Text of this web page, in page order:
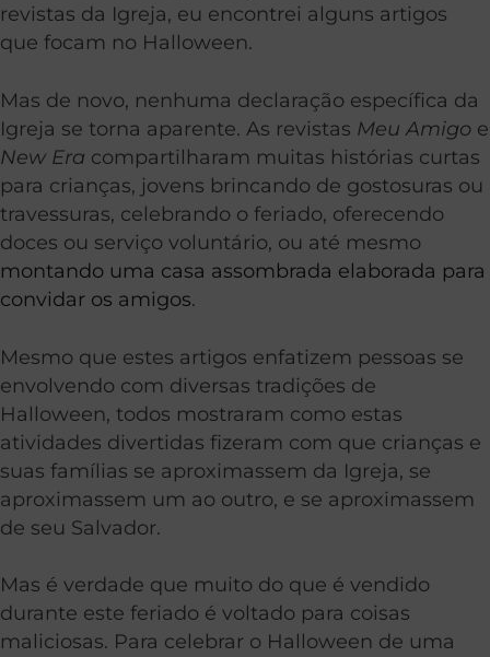
revistas da Igreja, eu encontrei alguns artigos
que focam no Halloween.
Mas de novo, nenhuma declaração específica da
Igreja se torna aparente. As revistas Meu Amigo e
New Era compartilharam muitas histórias curtas
para crianças, jovens brincando de gostosuras ou
travessuras, celebrando o feriado, oferecendo
doces ou serviço voluntário, ou até mesmo
montando uma casa assombrada elaborada para
convidar os amigos.
Mesmo que estes artigos enfatizem pessoas se
envolvendo com diversas tradições de
Halloween, todos mostraram como estas
atividades divertidas fizeram com que crianças e
suas famílias se aproximassem da Igreja, se
aproximassem um ao outro, e se aproximassem
de seu Salvador.
Mas é verdade que muito do que é vendido
durante este feriado é voltado para coisas
maliciosas. Para celebrar o Halloween de uma